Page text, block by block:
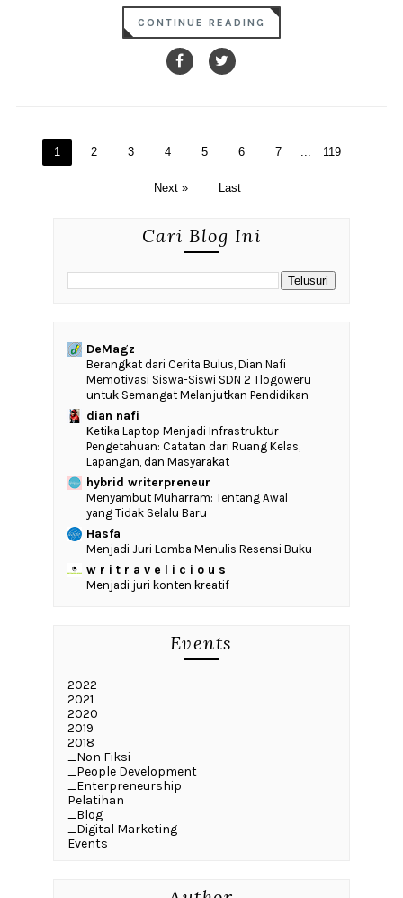
CONTINUE READING
1 2 3 4 5 6 7 ... 119
Next » Last
Cari Blog Ini
DeMagz
‎Berangkat dari Cerita Bulus, Dian Nafi
Memotivasi Siswa-Siswi SDN 2 Tlogoweru
untuk Semangat Melanjutkan Pendidikan
dian nafi
Ketika Laptop Menjadi Infrastruktur
Pengetahuan: Catatan dari Ruang Kelas,
Lapangan, dan Masyarakat
hybrid writerpreneur
Menyambut Muharram: Tentang Awal
yang Tidak Selalu Baru
Hasfa
Menjadi Juri Lomba Menulis Resensi Buku
w r i t r a v e l i c i o u s
Menjadi juri konten kreatif
Events
2022
2021
2020
2019
2018
_Non Fiksi
_People Development
_Enterpreneurship
Pelatihan
_Blog
_Digital Marketing
Events